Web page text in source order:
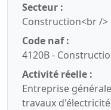
Secteur :
Construction<br />
Code naf :
4120B -
Activité réelle :
Entreprise
travaux